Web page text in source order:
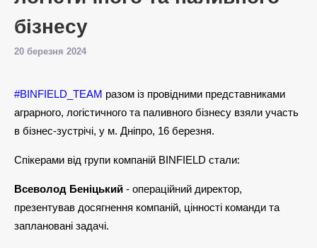
бізнесу
20 березня 2024
#BINFIELD_TEAM разом із провідними представниками
аграрного, логістичного та паливного бізнесу взяли участь
в бізнес-зустрічі, у м. Дніпро, 16 березня.
Спікерами від групи компаній BINFIELD стали:
Всеволод Беніцький - операційний директор,
презентував досягнення компаній, цінності команди та
заплановані задачі.